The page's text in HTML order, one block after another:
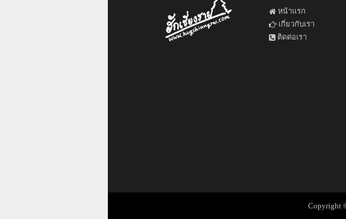
หน้าแรก
เกี่ยวกับเรา
ติดต่อเรา
Copyright